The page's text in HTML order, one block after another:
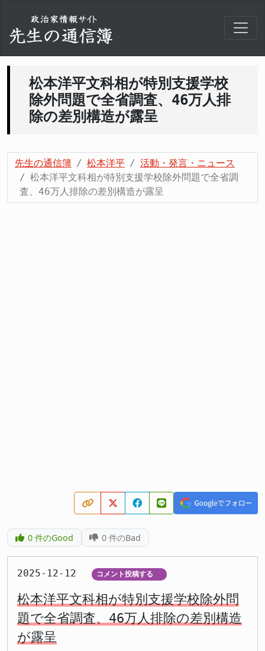
松本洋平文科相が特別支援学校
除外問題で全省調査、46万人排
除の差別構造が露呈
先生の通信簿 松本洋平
活動・発言・ニュース
松本洋平文科相が特別支援学校除外問題で全省調
査、46万人排除の差別構造が露呈
0件のGood 0 件のBad
2025-12-12 コメント投稿する
松本洋平文科相が特別支援学校除外問
題で全省調査、46万人排除の差別構造
が露呈